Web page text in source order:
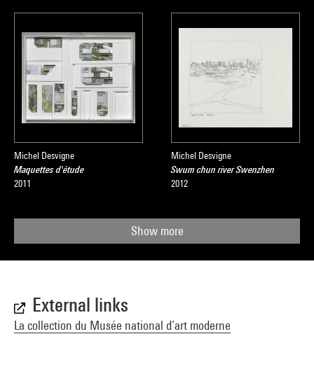
Michel Desvigne
Maquettes d'étude
2011
Michel Desvigne
Swum chun river Swenzhen
2012
Show more
External links
La collection du Musée national d’art moderne